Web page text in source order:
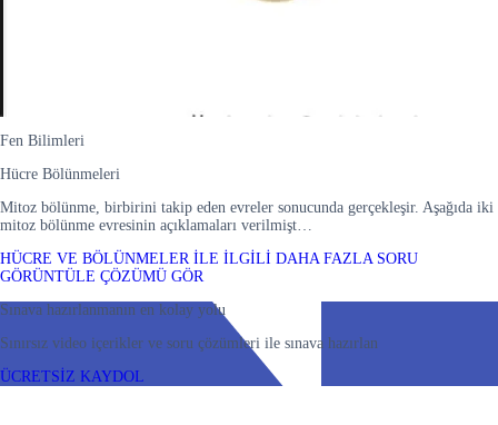
Fen Bilimleri
Hücre Bölünmeleri
Mitoz bölünme, birbirini takip eden evreler sonucunda gerçekleşir. Aşağıda iki
mitoz bölünme evresinin açıklamaları verilmişt…
HÜCRE VE BÖLÜNMELER İLE İLGİLİ DAHA FAZLA SORU
GÖRÜNTÜLE ÇÖZÜMÜ GÖR
Sınava hazırlanmanın en kolay yolu
Sınırsız video içerikler ve soru çözümleri ile sınava hazırlan
ÜCRETSİZ KAYDOL